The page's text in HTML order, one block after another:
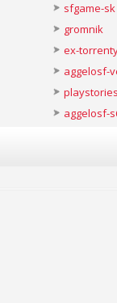
sfgame-sk
gromnik
ex-
aggelosf-
aggelosf-